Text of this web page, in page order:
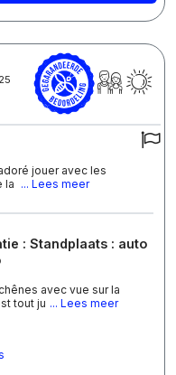
jouer avec les
la ... Lees meer
: Standplaats : auto
avec vue sur la
tout ju ... Lees meer